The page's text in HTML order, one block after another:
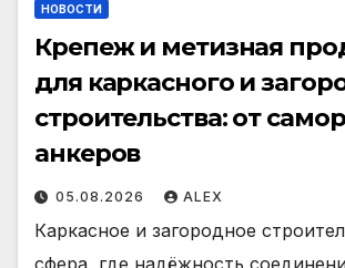
НОВОСТИ
Крепеж и метизная
для каркасного и
строительства: от
анкеров
05.08.2026 ALEX
Каркасное и загородное
сфера, где надёжность